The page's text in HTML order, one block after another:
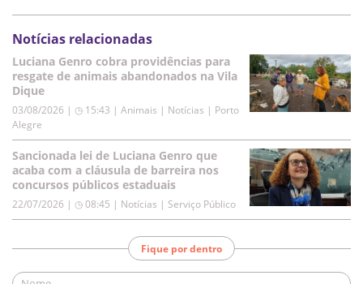
Notícias relacionadas
Luciana Genro cobra providências para
resgate de animais abandonados na Vila
Dique
03/08/2026 | ◷ 15:43 | Animais | Notícias | Porto
Alegre
Sancionada lei de Luciana Genro que
acaba com a cláusula de barreira nos
concursos públicos estaduais
22/07/2026 | ◷ 08:45 | Notícias | Serviço Público
Fique por dentro